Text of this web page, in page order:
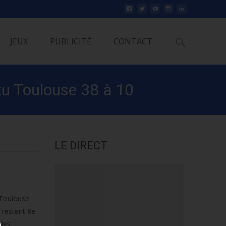
JEUX PUBLICITÉ CONTACT
Toulouse 38 à 10
8e
LE DIRECT